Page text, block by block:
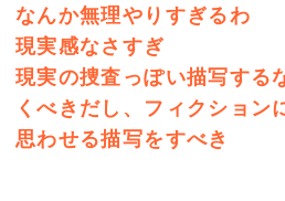
なんか無理やりすぎるわ
現実感なさすぎ
現実の捜査っぽい描写する
くべきだし、フィクション
思わせる描写をすべき